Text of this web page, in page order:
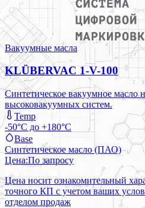
Вакуумные масла
KLÜBERVAC 1-V-100
Синтетическое вакуумное
высоковакуумных систем.
Temp
-50°C до +180°C
Base
Синтетическое масло (ПАО)
Цена:По запросу
Цена носит ознакомительный
точного КП с учетом ваших
отделом продаж